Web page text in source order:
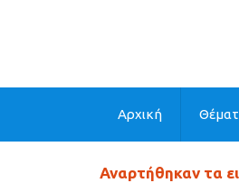
Αρχική
Αναρτήθηκαν τα